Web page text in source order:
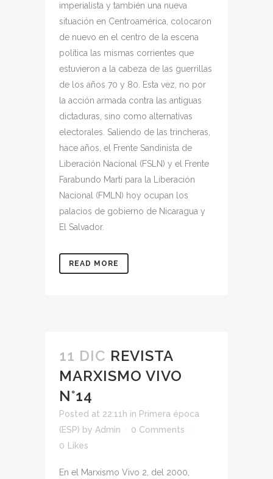
imperialista y también una nueva
situación en Centroamérica, colocaron
de nuevo en el centro de la escena
política las mismas corrientes que
estuvieron a la cabeza de las guerrillas
de los años 70 y 80. Esta vez, no por
la acción armada contra las antiguas
dictaduras, sino como alternativas
electorales. Saliendo de las trincheras,
hace años, el Frente Sandinista de
Liberación Nacional (FSLN) y el Frente
Farabundo Martí para la Liberación
Nacional (FMLN) hoy ocupan los
palacios de gobierno de Nicaragua y
El Salvador.
READ MORE
11 DIC REVISTA
MARXISMO VIVO
N°14
Posted at 22:11h in Primera época
(ESP) by Admin
0 Comments
0
Likes
En el Marxismo Vivo 2, del 2000,